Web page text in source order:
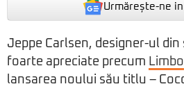
Urmărește-ne
Jeppe Carlsen, designer-ul
foarte apreciate precum Limbo
lansarea noului său titlu –